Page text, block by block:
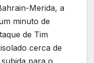
Merida, a
minuto de
de Tim
cerca de